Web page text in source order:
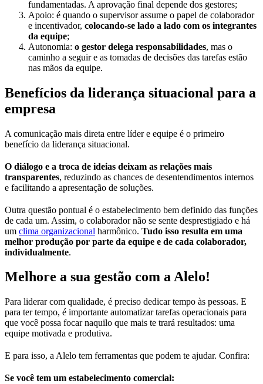
fundamentadas. A aprovação final depende dos gestores;
Apoio: é quando o supervisor assume o papel de colaborador
e incentivador, colocando-se lado a lado com os integrantes
da equipe;
Autonomia: o gestor delega responsabilidades, mas o
caminho a seguir e as tomadas de decisões das tarefas estão
nas mãos da equipe.
Benefícios da liderança situacional para a
empresa
A comunicação mais direta entre líder e equipe é o primeiro
benefício da liderança situacional.
O diálogo e a troca de ideias deixam as relações mais
transparentes, reduzindo as chances de desentendimentos internos
e facilitando a apresentação de soluções.
Outra questão pontual é o estabelecimento bem definido das funções
de cada um. Assim, o colaborador não se sente desprestigiado e há
um clima organizacional harmônico. Tudo isso resulta em uma
melhor produção por parte da equipe e de cada colaborador,
individualmente.
Melhore a sua gestão com a Alelo!
Para liderar com qualidade, é preciso dedicar tempo às pessoas. E
para ter tempo, é importante automatizar tarefas operacionais para
que você possa focar naquilo que mais te trará resultados: uma
equipe motivada e produtiva.
E para isso, a Alelo tem ferramentas que podem te ajudar. Confira:
Se você tem um estabelecimento comercial: